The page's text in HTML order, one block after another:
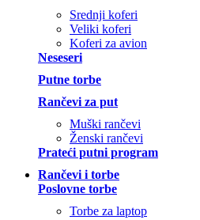
Srednji koferi
Veliki koferi
Koferi za avion
Neseseri
Putne torbe
Rančevi za put
Muški rančevi
Ženski rančevi
Prateći putni program
Rančevi i torbe
Poslovne torbe
Torbe za laptop